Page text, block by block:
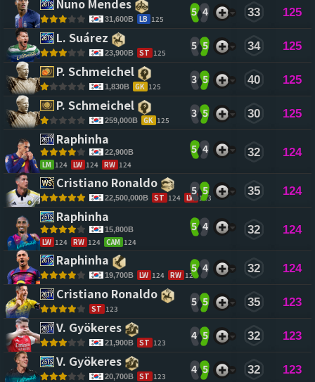
Nuno Mendes
31,600B LB 125
5 4 33 125
L. Suárez
23,900B ST 125
5 5 34 125
P. Schmeichel
1,830B GK 125
3 5 40 125
P. Schmeichel
259,000B GK 125
3 5 30 125
Raphinha
22,900B
LM 124 LW 124 RW 124
5 4 32 124
Cristiano Ronaldo
22,500,000B ST 124 LW 123
5 5 35 124
Raphinha
15,800B
LW 124 RW 124 CAM 124
5 4 32 124
Raphinha
19,700B LW 124 RW 124
5 4 32 124
Cristiano Ronaldo
ST 123
5 5 35 123
V. Gyökeres
21,900B ST 123
4 5 32 123
V. Gyökeres
20,700B ST 123
4 5 32 123